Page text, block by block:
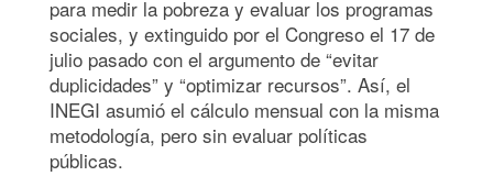
para medir la pobreza y evaluar los programas
sociales, y extinguido por el Congreso el 17 de
julio pasado con el argumento de “evitar
duplicidades” y “optimizar recursos”. Así, el
INEGI asumió el cálculo mensual con la misma
metodología, pero sin evaluar políticas
públicas.